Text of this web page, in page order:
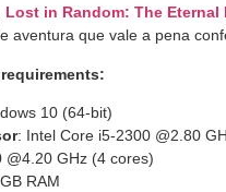
Lost in Random: The Eternal
aventura que vale a pena
10 (64-bit)
: Intel Core i5-2300 @2.80
@4.20 GHz (4 cores)
RAM